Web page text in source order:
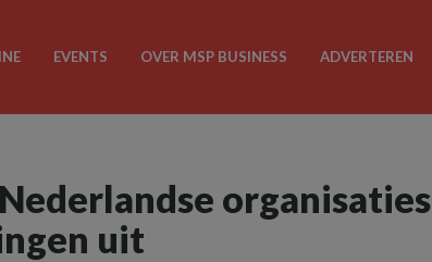
EVENTS OVER MSP BUSINESS ADVERTEREN
organisaties
uit